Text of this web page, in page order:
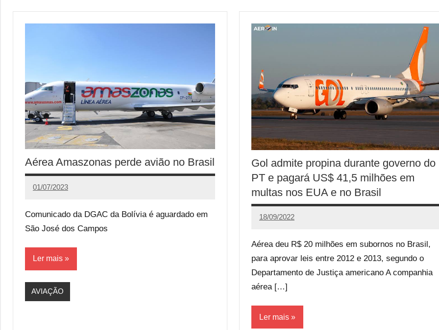
Aérea Amaszonas perde avião no Brasil
01/07/2023
Calango
Comunicado da DGAC da Bolívia é aguardado em
São José dos Campos
Ler mais
AVIAÇÃO
Gol admite propina durante governo do
PT e pagará US$ 41,5 milhões em
multas nos EUA e no Brasil
18/09/2022
Calango
Aérea deu R$ 20 milhões em subornos no Brasil,
para aprovar leis entre 2012 e 2013, segundo o
Departamento de Justiça americano A companhia
aérea […]
Ler mais